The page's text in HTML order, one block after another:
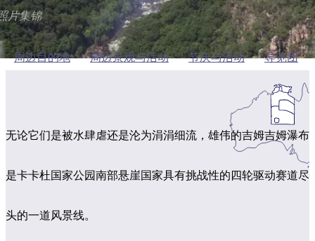
和
户
外
地
探
精
选
榜
规
划
行
用
信
息
划
具
片集锦
周边目的地 周边景观与活动 节庆与活动 导览团
无论它们是被水肆虐还是沦为涓涓细流，雄伟的吉姆吉姆瀑布
是卡卡杜国家公园南部悬崖国家具有挑战性的四轮驱动赛道尽
头的一道风景线。